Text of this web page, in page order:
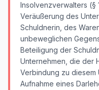
Insolvenzverwalters (§
Veräußerung des
Schuldnerin, des
unbeweglichen
Beteiligung der
Unternehmen, die der
Verbindung zu diesem
Aufnahme eines